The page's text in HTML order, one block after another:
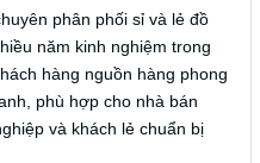
phân phối sỉ và lẻ đồ
năm kinh nghiệm trong
hàng nguồn hàng phong
phù hợp cho nhà bán
và khách lẻ chuẩn bị